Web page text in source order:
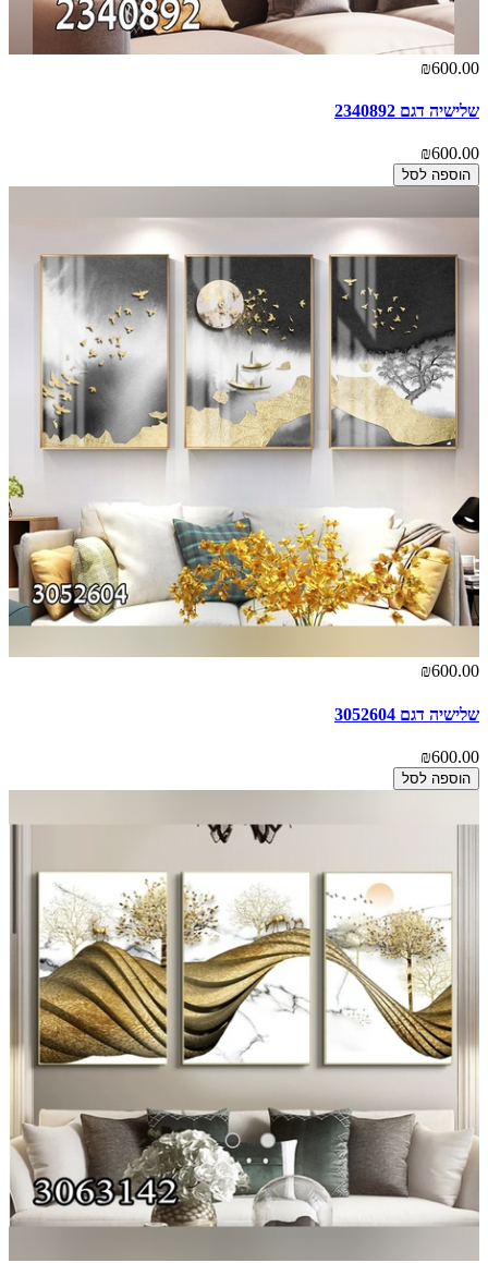
₪600.00
שלישיה דגם 2340892
₪600.00
הוספה לסל
₪600.00
שלישיה דגם 3052604
₪600.00
הוספה לסל